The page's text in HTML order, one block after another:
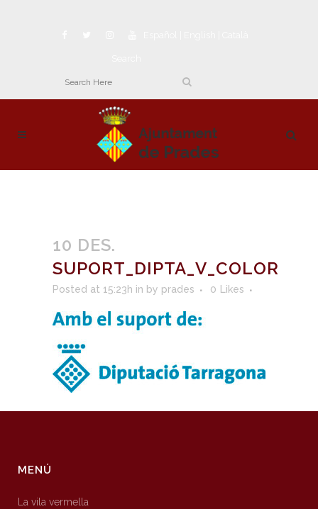
10 DES.
SUPORT_DIPTA_V_COLOR
Posted at 15:23h in by prades 0 Likes
MENÚ
La vila vermella